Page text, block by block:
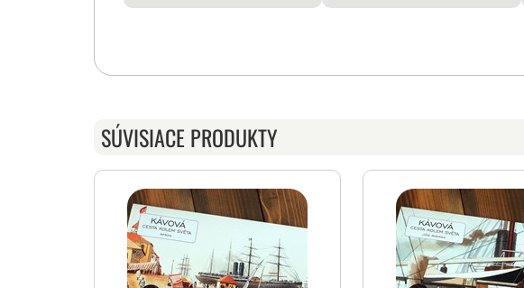
SÚVISIACE PRODUKTY